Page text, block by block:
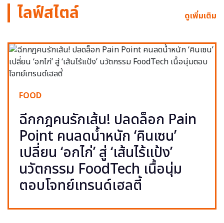
ไลฟ์สไตล์ ดูเพิ่มเติม
FOOD
ฉีกกฎคนรักเส้น! ปลดล็อก Pain
Point คนลดน้ำหนัก ‘คินเซน’
เปลี่ยน ‘อกไก่’ สู่ ‘เส้นไร้แป้ง’
นวัตกรรม FoodTech เนื้อนุ่ม
ตอบโจทย์เทรนด์เฮลตี้